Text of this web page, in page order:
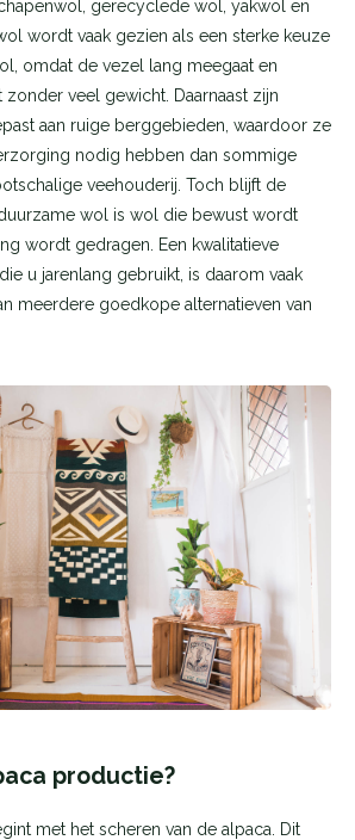
gerecyclede wol, yakwol en
wordt vaak gezien als een sterke keuze
omdat de vezel lang meegaat en
veel gewicht. Daarnaast zijn
aan ruige berggebieden, waardoor ze
nodig hebben dan sommige
veehouderij. Toch blijft de
wol is wol die bewust wordt
wordt gedragen. Een kwalitatieve
die u jarenlang gebruikt, is daarom vaak
meerdere goedkope alternatieven van
productie?
met het scheren van de alpaca. Dit